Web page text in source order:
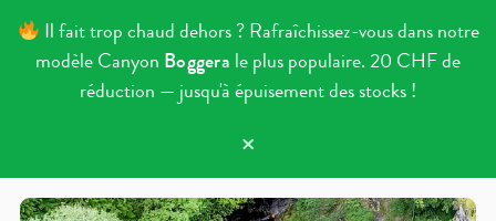
Il fait trop chaud dehors ? Rafraîchissez-vous dans notre
modèle Canyon Boggera le plus populaire. 20 CHF de
réduction — jusqu'à épuisement des stocks !
×
Aller au contenu